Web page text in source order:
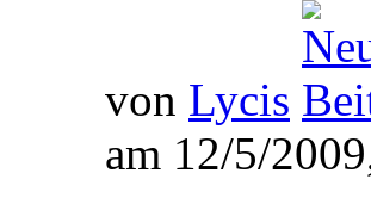
von Lycis
am 12/5/